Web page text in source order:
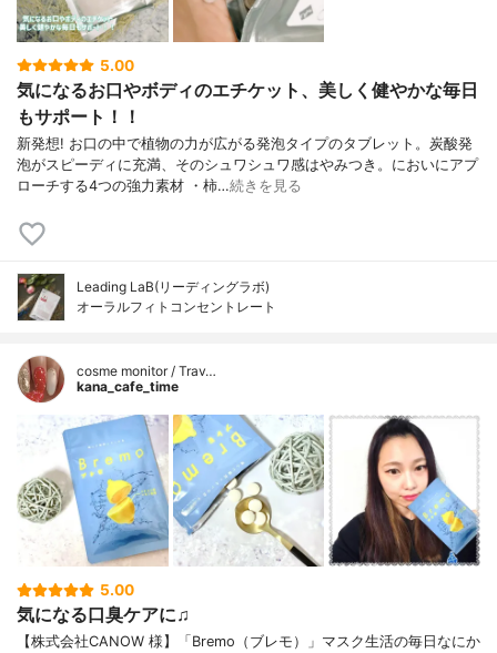
5.00
気になるお口やボディのエチケット、美しく健やかな毎日
もサポート！！
新発想! お口の中で植物の力が広がる発泡タイプのタブレット。炭酸発
泡がスピーディに充満、そのシュワシュワ感はやみつき。においにアプ
ローチする4つの強力素材 ・柿…続きを見る
Leading LaB(リーディングラボ)
オーラルフィトコンセントレート
cosme monitor / Trav…
kana_cafe_time
5.00
気になる口臭ケアに♫
【株式会社CANOW 様】「Bremo（ブレモ）」マスク生活の毎日なにか